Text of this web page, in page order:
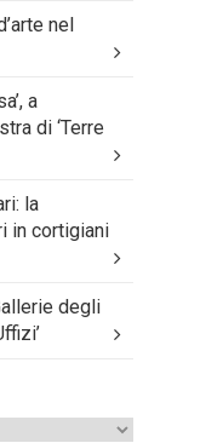
nel
a
di ‘Terre
la
in cortigiani
degli